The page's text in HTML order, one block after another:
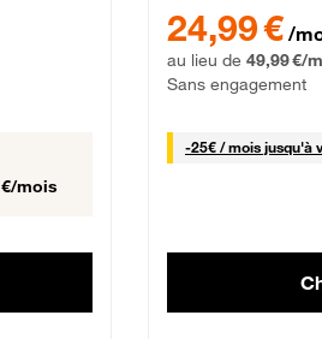
mois
24,99 € /
au lieu de 49,99 €/
Sans engagement
-25€ / mois25 € par
jusqu'à